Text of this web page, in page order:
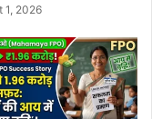
1, 2026